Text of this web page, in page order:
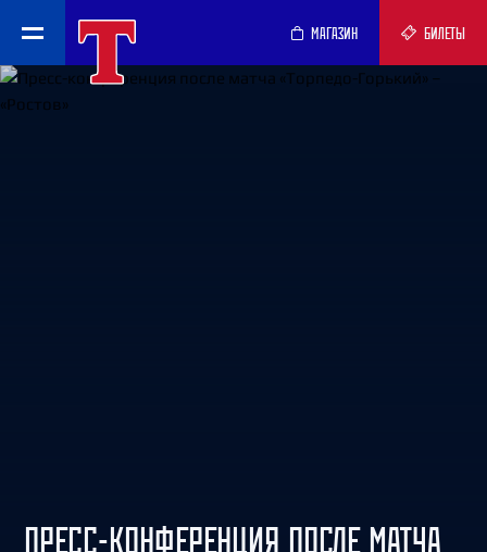
МАГАЗИН БИЛЕТЫ
ПРЕСС-КОНФЕРЕНЦИЯ ПОСЛЕ МАТЧА